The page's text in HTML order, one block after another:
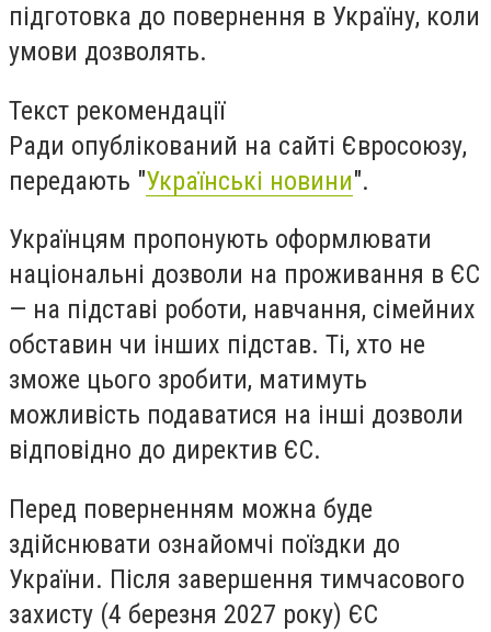
підготовка до повернення в Україну, коли
умови дозволять.
Текст рекомендації
Ради опублікований на сайті Євросоюзу,
передають "Українські новини".
Українцям пропонують оформлювати
національні дозволи на проживання в ЄС
— на підставі роботи, навчання, сімейних
обставин чи інших підстав. Ті, хто не
зможе цього зробити, матимуть
можливість подаватися на інші дозволи
відповідно до директив ЄС.
Перед поверненням можна буде
здійснювати ознайомчі поїздки до
України. Після завершення тимчасового
захисту (4 березня 2027 року) ЄС